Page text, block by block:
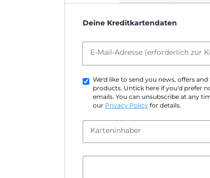
Deine Kreditkartendaten
E-Mail-Adresse (erforderlich zur
We'd like to send you news, offers
products. Untick here if you'd prefer
emails. You can unsubscribe at any
our Privacy Policy for details.
Karteninhaber